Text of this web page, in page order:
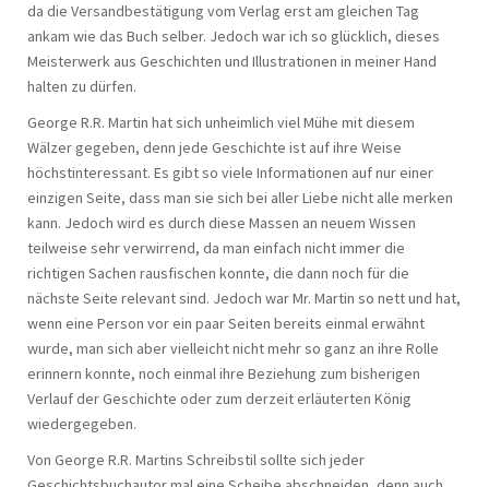
da die Versandbestätigung vom Verlag erst am gleichen Tag
ankam wie das Buch selber. Jedoch war ich so glücklich, dieses
Meisterwerk aus Geschichten und Illustrationen in meiner Hand
halten zu dürfen.
George R.R. Martin hat sich unheimlich viel Mühe mit diesem
Wälzer gegeben, denn jede Geschichte ist auf ihre Weise
höchstinteressant. Es gibt so viele Informationen auf nur einer
einzigen Seite, dass man sie sich bei aller Liebe nicht alle merken
kann. Jedoch wird es durch diese Massen an neuem Wissen
teilweise sehr verwirrend, da man einfach nicht immer die
richtigen Sachen rausfischen konnte, die dann noch für die
nächste Seite relevant sind. Jedoch war Mr. Martin so nett und hat,
wenn eine Person vor ein paar Seiten bereits einmal erwähnt
wurde, man sich aber vielleicht nicht mehr so ganz an ihre Rolle
erinnern konnte, noch einmal ihre Beziehung zum bisherigen
Verlauf der Geschichte oder zum derzeit erläuterten König
wiedergegeben.
Von George R.R. Martins Schreibstil sollte sich jeder